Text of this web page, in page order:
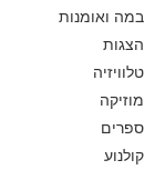
במה ואומנות
הצגות
טלוויזיה
מוזיקה
ספרים
קולנוע